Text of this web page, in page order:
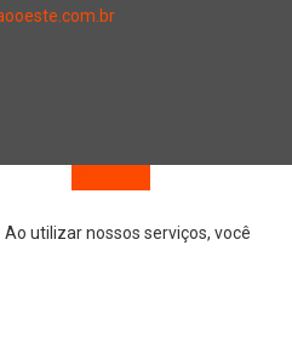
utilizar nossos serviços, você